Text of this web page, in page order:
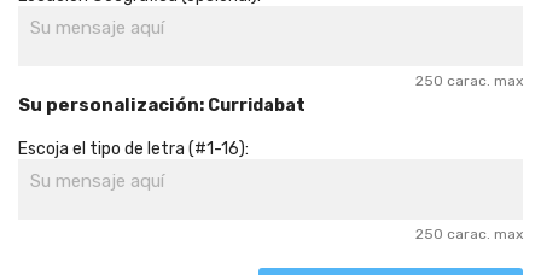
250 carac. max
Su personalización: Curridabat
Escoja el tipo de letra (#1-16):
250 carac. max